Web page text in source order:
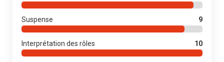
Suspense 9
Interprétation des rôles 10